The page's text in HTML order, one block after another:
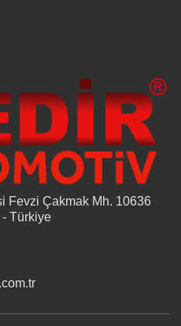
Fevzi Çakmak Mh. 10636
Türkiye